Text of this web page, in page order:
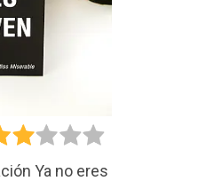
Ya no eres